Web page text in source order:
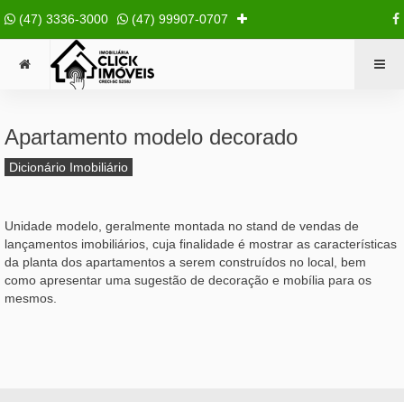
(47) 3336-3000 (47) 99907-0707
Apartamento modelo decorado
Dicionário Imobiliário
Unidade modelo, geralmente montada no stand de vendas de
lançamentos imobiliários, cuja finalidade é mostrar as características
da planta dos apartamentos a serem construídos no local, bem
como apresentar uma sugestão de decoração e mobília para os
mesmos.